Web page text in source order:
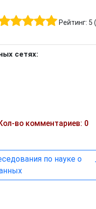
Рейтинг: 5 (
сетях:
во комментариев: 0
по науке о